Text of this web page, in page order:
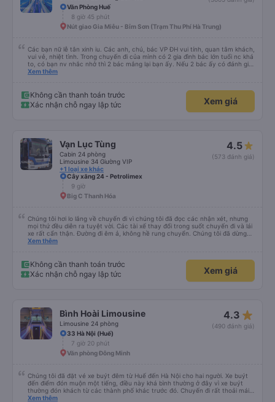
Văn Phòng Huế
8 giờ 45 phút
Nút giao Gia Miễu - Bỉm Sơn (Trạm Thu Phí Hà Trung)
Các bạn nữ lễ tân xinh iu. Các anh, chú, bác VP ĐH vui tính, quan tâm khách,
vui vẻ, nhiệt tình. Trong chuyến đi của mình có 2 gia đình bác lớn tuổi nc khá
to, có bạn nv nhắc nhở thì 2 bác mắng lại bạn ấy. Nếu 2 bác ấy có đánh giá
xấu thì mình ngược lại nha. Bạn ấy nhắc nhở rất đúng. 2 bác nói rất to. To
bạn ấy nha. Nếu bạn ấy bị trừ thì bảo bạn ấy liên hệ sđt của mình, mình hỗ
trợ ạ. Số mình đuôi 666, chuyến ĐH-NT ngày 16/1. À các bạn nữ lễ tân xinh
iu còn đổi cho mình phòng đơn sang đôi xong còn note là (một mình) yêu
Xem thêm
Không cần thanh toán trước
Xác nhận chỗ ngay lập tức
Xem giá
Vạn Lục Tùng
Cabin 24 phòng
Limousine 34 Giường VIP
+1 loại xe khác
4.5
(573 đánh giá)
Cây xăng 24 - Petrolimex
9 giờ
Big C Thanh Hóa
Chúng tôi hơi lo lắng về chuyến đi vì chúng tôi đã đọc các nhận xét, nhưng
mọi thứ đều diễn ra tuyệt vời. Các tài xế thay đổi trong suốt chuyến đi và lái
xe rất cẩn thận. Đường đi êm ả, không hề rung chuyển. Chúng tôi đã dừng
đủ số lần để đi vệ sinh và dừng lại để ăn tối. Nhìn chung, ghế ngồi có thể hơi
Xem thêm
Không cần thanh toán trước
Xác nhận chỗ ngay lập tức
Xem giá
Bình Hoài Limousine
Limousine 24 phòng
4.3 star_rate
(490 đánh giá)
33 Hà Nội (Huế)
7 giờ 20 phút
Văn phòng Đông Minh
Chúng tôi đã đặt vé xe buýt đêm từ Huế đến Hà Nội cho hai người. Xe buýt
đến điểm đón muộn một tiếng, điều này khá bình thường ở đây vì xe buýt
thường đón khách từ các thành phố khác trước đó. Chuyến đi rất thoải mái,
ghế nằm êm ái, và ngay cả người cao 1,80 m như tôi vẫn ngủ ngon. Sau khi
Xem thêm